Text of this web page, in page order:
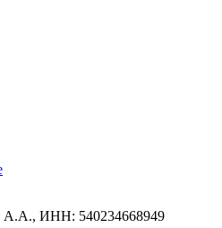
ИНН: 540234668949